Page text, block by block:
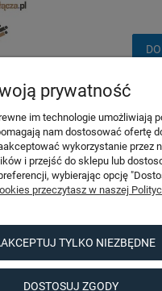
Pomoc
prywatność
im technologie umożliwiają
nam dostosować ofertę
wykorzystanie przez
i przejść do sklepu lub
wybierając opcję
przeczytasz w naszej
TYLKO NIEZBĘDNE
DOSTOSUJ ZGODY